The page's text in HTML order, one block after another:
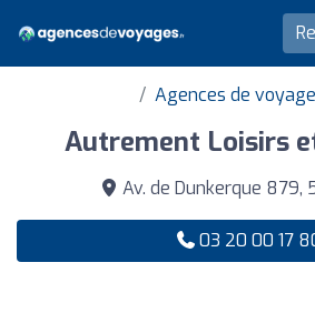
Agences de
Autrement Loisirs
Av. de Dunkerque 879,
03 20 00 17